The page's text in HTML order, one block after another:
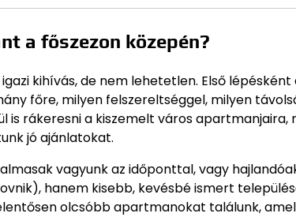
a főszezon közepén?
kihívás, de nem lehetetlen. Első
főre, milyen felszereltséggel, milyen
is rákeresni a kiszemelt város
jó ajánlatokat.
vagyunk az időponttal, vagy
hanem kisebb, kevésbé ismert
olcsóbb apartmanokat találunk,